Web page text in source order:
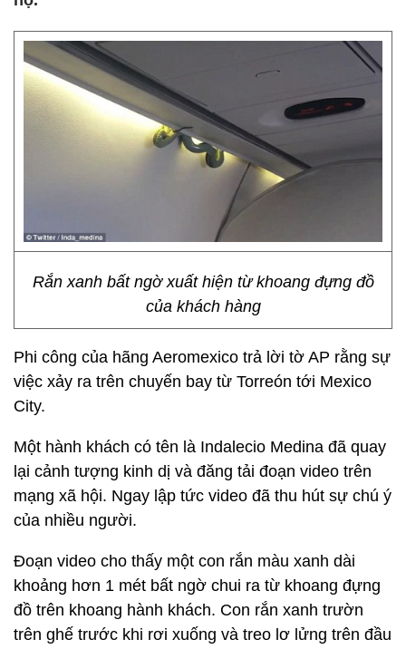
Rắn xanh bất ngờ xuất hiện từ khoang đựng đồ
của khách hàng
Phi công của hãng Aeromexico trả lời tờ AP rằng sự
việc xảy ra trên chuyến bay từ Torreón tới Mexico
City.
Một hành khách có tên là Indalecio Medina đã quay
lại cảnh tượng kinh dị và đăng tải đoạn video trên
mạng xã hội. Ngay lập tức video đã thu hút sự chú ý
của nhiều người.
Đoạn video cho thấy một con rắn màu xanh dài
khoảng hơn 1 mét bất ngờ chui ra từ khoang đựng
đồ trên khoang hành khách. Con rắn xanh trườn
trên ghế trước khi rơi xuống và treo lơ lửng trên đầu